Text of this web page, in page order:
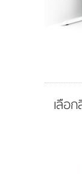
เลือ